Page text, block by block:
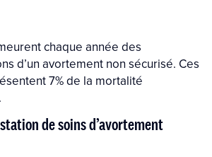
chaque année des
d’un avortement non sécurisé. Ces
7% de la mortalité
de soins d’avortement